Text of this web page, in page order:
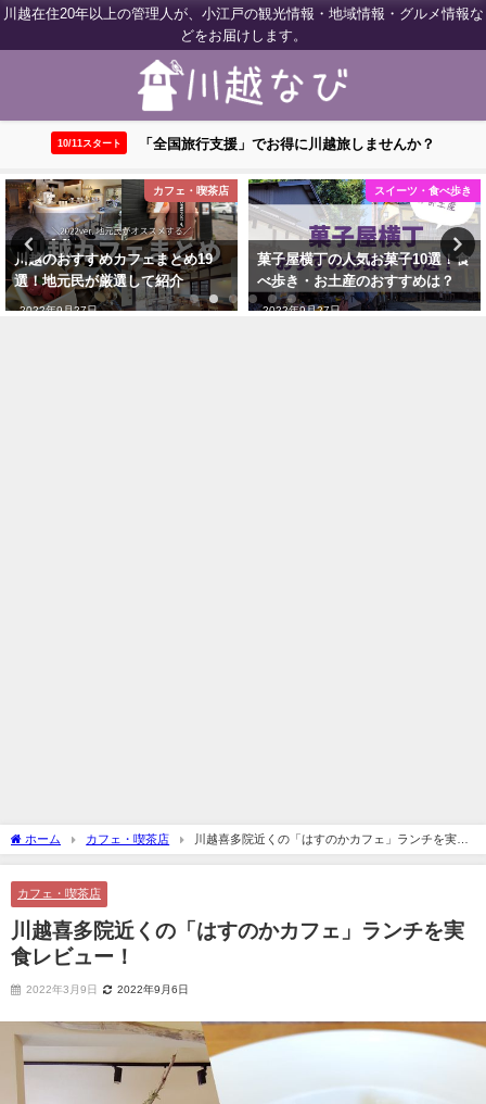
川越在住20年以上の管理人が、小江戸の観光情報・地域情報・グルメ情報な
どをお届けします。
10/11スタート 「全国旅行支援」でお得に川越旅しませんか？
スイーツ・食べ歩き
菓子屋横丁の人気お菓子10選！食
べ歩き・お土産のおすすめは？
2022年9月27日
ランチ・グル
【川越のおすすめランチ11選】
民が実際に食べ歩いて紹介！
2022年9月27日
ホーム カフェ・喫茶店
川越喜多院近くの「はすのかカフェ」ランチを実食
レビュー！
カフェ・喫茶店
川越喜多院近くの「はすのかカフェ」ランチを実
食レビュー！
2022年3月9日 2022年9月6日